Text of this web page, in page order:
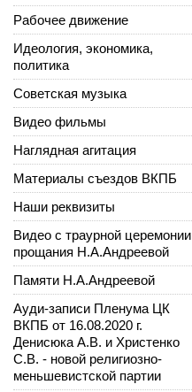
Рабочее движение
Идеология, экономика,
политика
Советская музыка
Видео фильмы
Наглядная агитация
Материалы съездов ВКПБ
Наши реквизиты
Видео с траурной церемонии
прощания Н.А.Андреевой
Памяти Н.А.Андреевой
Ауди-записи Пленума ЦК
ВКПБ от 16.08.2020 г.
Денисюка А.В. и Христенко
С.В. - новой религиозно-
меньшевистской партии